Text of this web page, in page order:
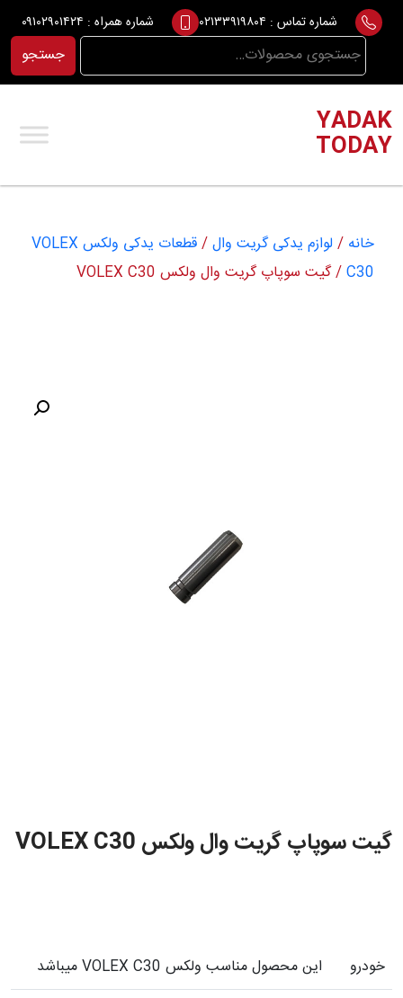
Skip
content
شماره تماس : ۰۲۱۳۳۹۱۹۸۰۴ شماره همراه : ۰۹۱۰۲۹۰۱۴۲۴
جستجو
برای:
جستجو
YADAK
TODAY
خانه / لوازم یدکی گریت وال/
قطعات یدکی ولکس VOLEX
C30/ گیت سوپاپ گریت وال ولکس VOLEX C30
گیت سوپاپ گریت وال ولکس VOLEX C30
خودرو
این محصول مناسب ولکس VOLEX C30 میباشد